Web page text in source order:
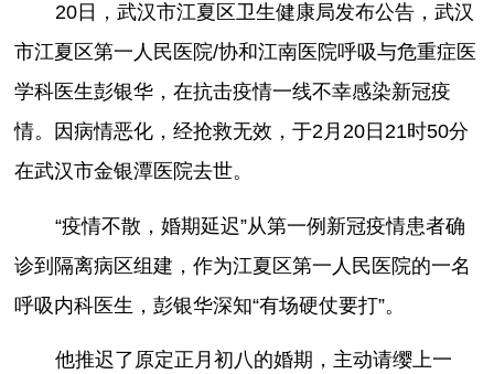
20日，武汉市江夏区卫生健康局发布公告，武汉
市江夏区第一人民医院/协和江南医院呼吸与危重症医
学科医生彭银华，在抗击疫情一线不幸感染新冠疫
情。因病情恶化，经抢救无效，于2月20日21时50分
在武汉市金银潭医院去世。
“疫情不散，婚期延迟”从第一例新冠疫情患者确
诊到隔离病区组建，作为江夏区第一人民医院的一名
呼吸内科医生，彭银华深知“有场硬仗要打”。
他推迟了原定正月初八的婚期，主动请缨上一